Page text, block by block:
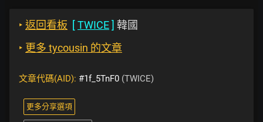
‣ 返回看板 [TWICE] 韓國
‣ 更多 tycousin 的文章
文章代碼(AID): #1f_5TnF0 (TWICE)
更多分享選項